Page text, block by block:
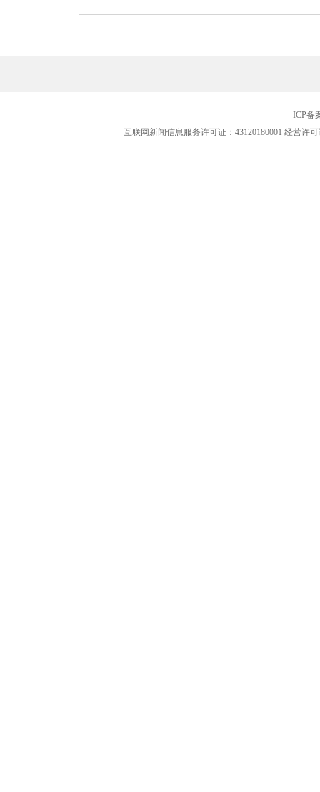
ICP备
互联网新闻信息服务许可证：43120180001 经营许可